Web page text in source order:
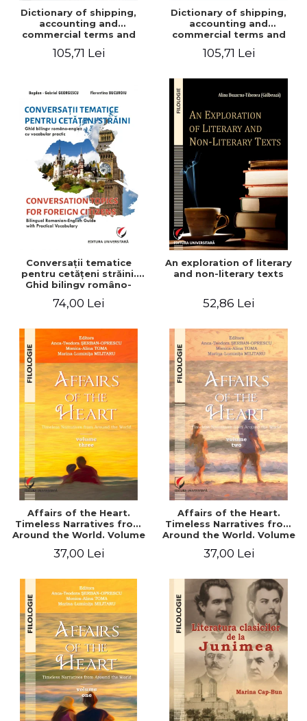
Dictionary of shipping,
accounting and
commercial terms and
English-German
105,71 Lei
Dictionary of shipping,
accounting and
commercial terms and
Russian – German
105,71 Lei
Conversaţii tematice
pentru cetăţeni străini.
Ghid bilingv româno-
practic/Conversation
Bilingual Romanian-English
guide with practical
vocabulary
74,00 Lei
An exploration of literary
and non-literary texts
52,86 Lei
Affairs of the Heart.
Timeless Narratives from
Around the World. Volume
37,00 Lei
Affairs of the Heart.
Timeless Narratives from
Around the World. Volume
37,00 Lei